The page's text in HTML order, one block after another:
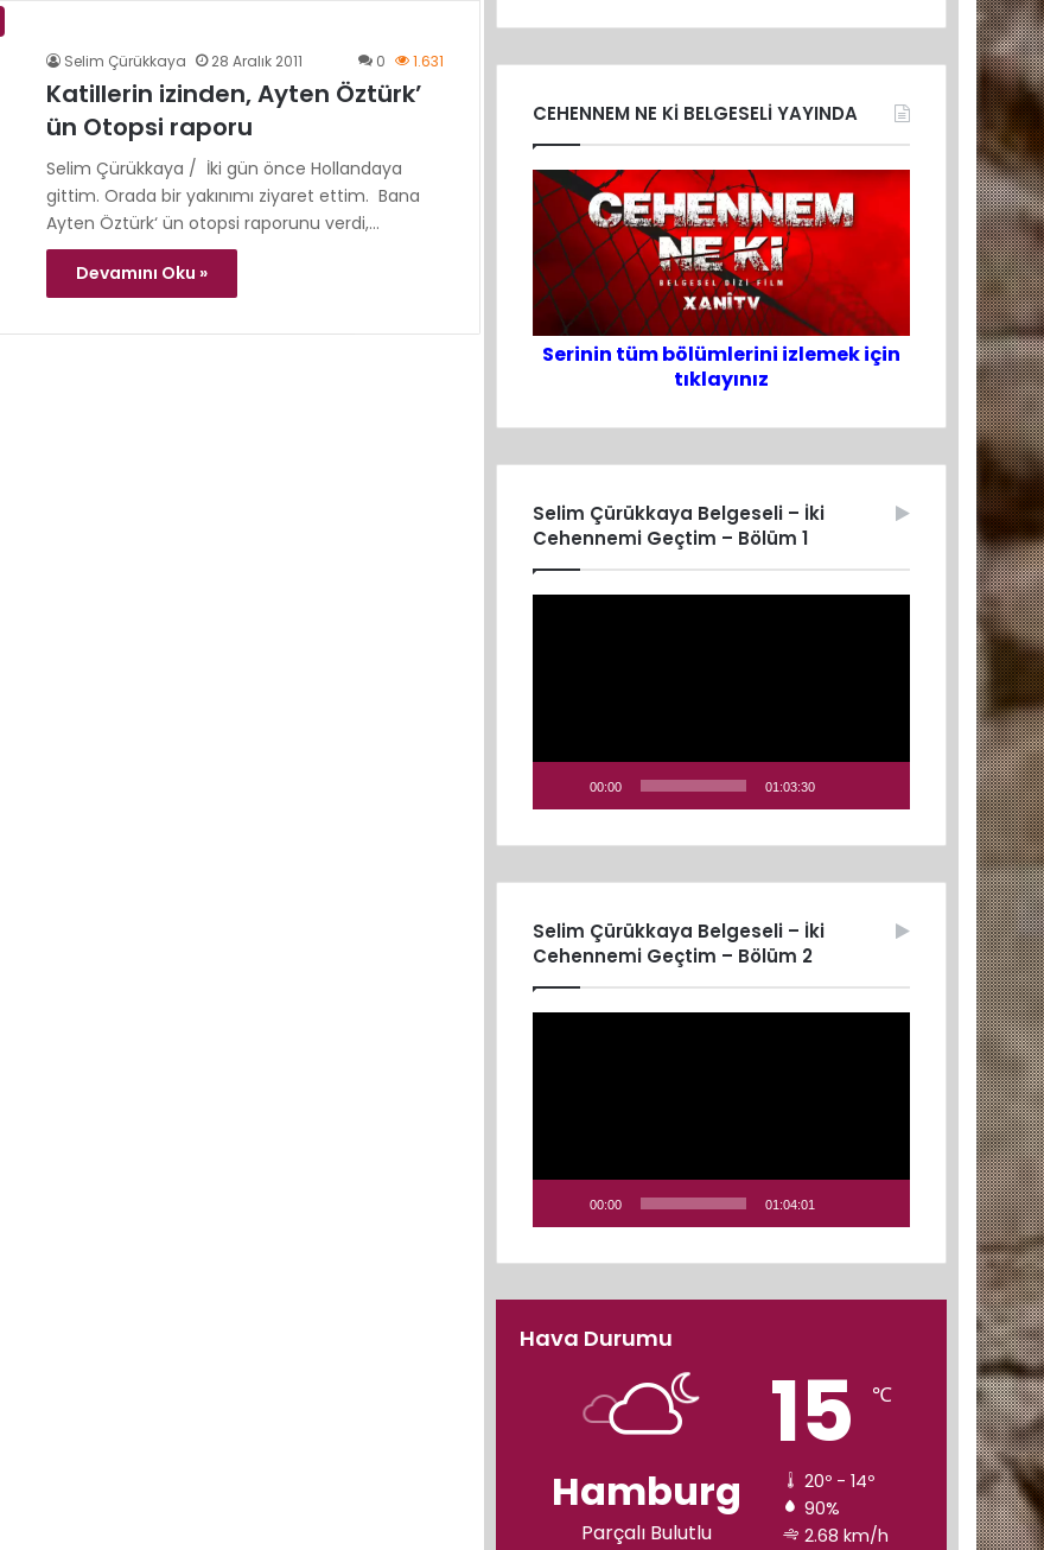
Selim Çürükkaya 28 Aralık 2011 0 1.631
Katillerin izinden, Ayten Öztürk’
ün Otopsi raporu
Selim Çürükkaya / İki gün önce Hollandaya
gittim. Orada bir yakınımı ziyaret ettim. Bana
Ayten Öztürk‘ ün otopsi raporunu verdi,…
Devamını Oku »
CEHENNEM NE Kİ BELGESELİ YAYINDA
Serinin tüm bölümlerini izlemek için
tıklayınız
Selim Çürükkaya Belgeseli – İki
Cehennemi Geçtim – Bölüm 1
00:00 01:03:30
Selim Çürükkaya Belgeseli – İki
Cehennemi Geçtim – Bölüm 2
00:00 01:04:01
Hava Durumu
Hamburg
Parçalı Bulutlu
15 ℃
20º - 14º
90%
2.68 km/h